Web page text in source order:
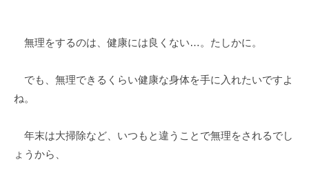
無理をするのは、健康には良くない…。たしかに。
でも、無理できるくらい健康な身体を手に入れたいですよ
ね。
年末は大掃除など、いつもと違うことで無理をされるでし
ょうから、